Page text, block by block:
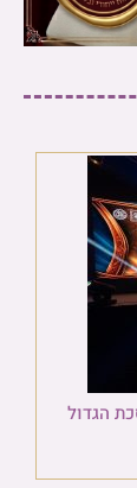
הגדול